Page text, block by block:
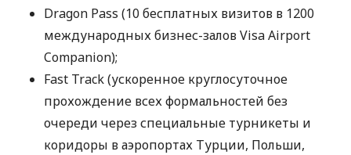
Dragon Pass (10 бесплатных визитов в 1200
международных бизнес-залов Visa Airport
Companion);
Fast Track (ускоренное круглосуточное
прохождение всех формальностей без
очереди через специальные турникеты и
коридоры в аэропортах Турции, Польши,